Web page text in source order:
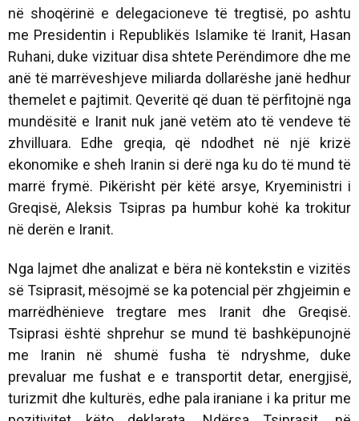
në shoqërinë e delegacioneve të tregtisë, po ashtu
me Presidentin i Republikës Islamike të Iranit, Hasan
Ruhani, duke vizituar disa shtete Perëndimore dhe me
anë të marrëveshjeve miliarda dollarëshe janë hedhur
themelet e pajtimit. Qeveritë që duan të përfitojnë nga
mundësitë e Iranit nuk janë vetëm ato të vendeve të
zhvilluara. Edhe greqia, që ndodhet në një krizë
ekonomike e sheh Iranin si derë nga ku do të mund të
marrë frymë. Pikërisht për këtë arsye, Kryeministri i
Greqisë, Aleksis Tsipras pa humbur kohë ka trokitur
në derën e Iranit.
Nga lajmet dhe analizat e bëra në kontekstin e vizitës
së Tsiprasit, mësojmë se ka potencial për zhgjeimin e
marrëdhënieve tregtare mes Iranit dhe Greqisë.
Tsiprasi është shprehur se mund të bashkëpunojnë
me Iranin në shumë fusha të ndryshme, duke
prevaluar me fushat e e transportit detar, energjisë,
turizmit dhe kulturës, edhe pala iraniane i ka pritur me